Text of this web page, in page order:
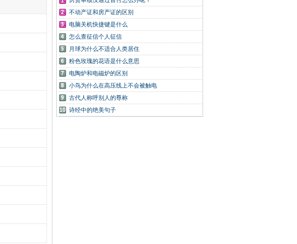
不动产证和房产证的区别
电脑关机快捷键是什么
怎么查征信个人征信
月球为什么不适合人类居住
粉色玫瑰的花语是什么意思
电陶炉和电磁炉的区别
小鸟为什么在高压线上不会被触电
古代人称呼别人的尊称
诗经中的绝美句子